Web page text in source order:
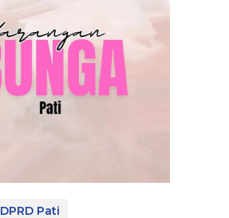
DPRD Pati